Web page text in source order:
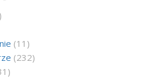
(11)
(232)